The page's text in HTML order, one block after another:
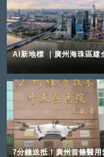
AI新地標 ｜廣州海珠區建
7分鐘送抵！廣州首條醫